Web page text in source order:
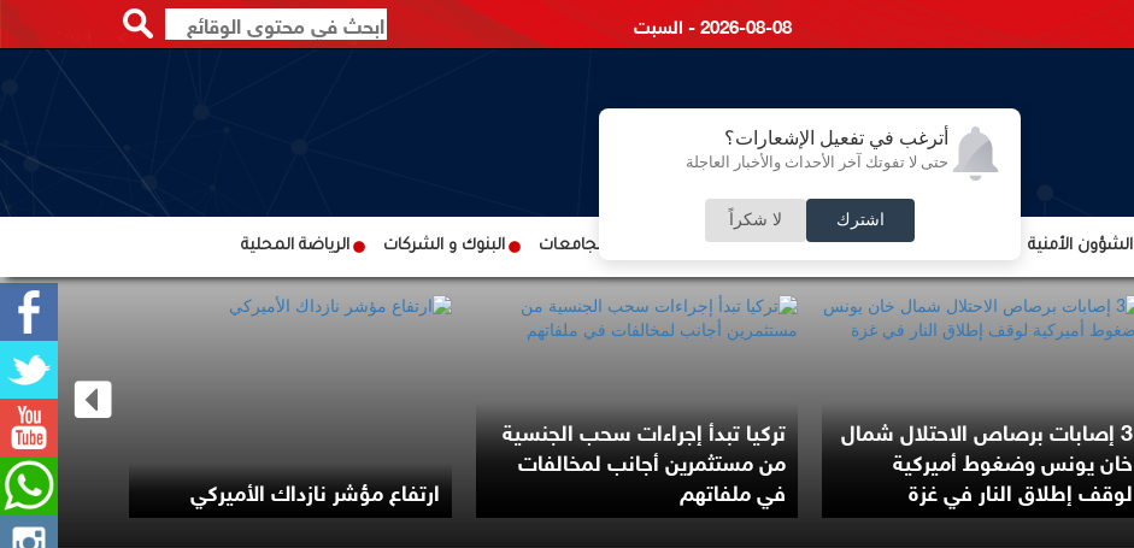
أترغب في تفعيل الإشعارات؟
حتى لا تفوتك آخر الأحداث والأخبار العاجلة
اشترك لا شكراً
2026-08-08 - السبت
الشؤون الأمنية الشؤون الإقتصادية الشؤون البرلمانية التعليم والجامعات البنوك و الشركات الرياضة المحلية
3 إصابات برصاص الاحتلال شمال
خان يونس وضغوط أميركية
لوقف إطلاق النار في غزة
تركيا تبدأ إجراءات سحب الجنسية
من مستثمرين أجانب لمخالفات
في ملفاتهم ارتفاع مؤشر نازداك الأميركي
تراجع
البرازيلية 37% خلال عام